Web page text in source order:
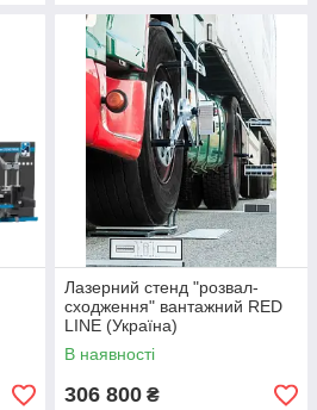
Лазерний стенд "розвал-
сходження" вантажний RED
LINE (Україна)
В наявності
306 800 ₴